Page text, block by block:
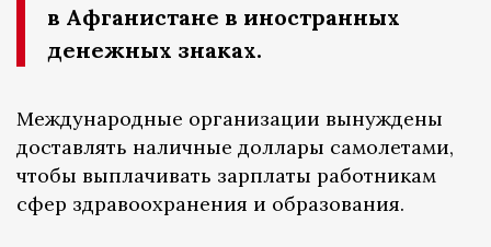
в Афганистане в иностранных
денежных знаках.
Международные организации вынуждены
доставлять наличные доллары самолетами,
чтобы выплачивать зарплаты работникам
сфер здравоохранения и образования.